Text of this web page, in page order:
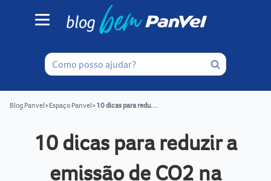
Blog Panvel>Espaço Panvel> 10 dicas para reduzir a emissão de CO2 na atmosfera
10 dicas para reduzir a
emissão de CO2 na